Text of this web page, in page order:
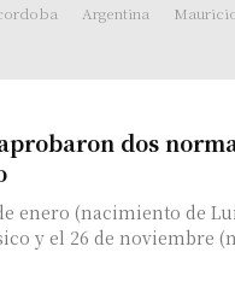
Argentina
dos
enero (nacimiento de
y el 26 de noviembre